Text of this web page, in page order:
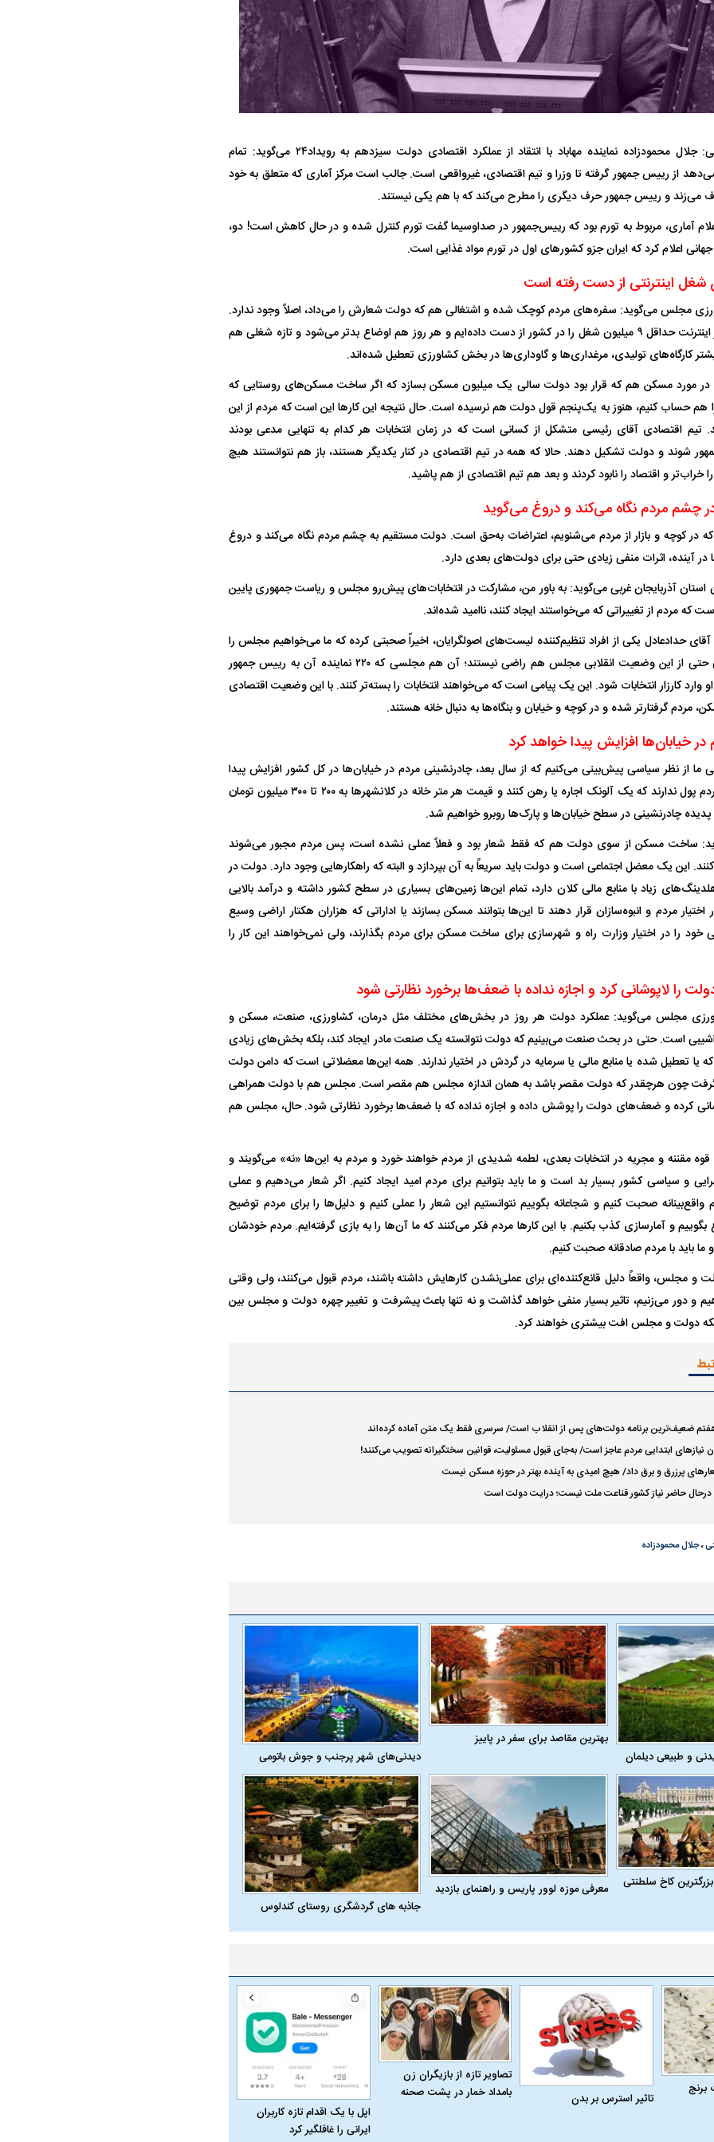
محمد آیتی: جلال محمودزاده نماینده مهاباد با انتقاد از عملکرد اقتصادی دولت سیزدهم به رویداد۲۴ می‌گوید: تمام
از رییس جمهور گرفته تا وزرا و تیم اقتصادی، غیرواقعی است. جالب است مرکز آماری که متعلق به خود
و رییس جمهور حرف دیگری را مطرح می‌کند که با هم یکی نیستند.
آماری، مربوط به تورم بود که رییس‌جمهور در صداوسیما گفت تورم کنترل شده و در حال کاهش است! دو،
اعلام کرد که ایران جزو کشور‌های اول در تورم مواد غذایی است.
مجلس می‌گوید: سفره‌های مردم کوچک شده و اشتغالی هم که دولت شعارش را می‌داد، اصلاً وجود ندارد.
حتی تا الان در بستر اینترنت حداقل ۹ میلیون شغل را در کشور از دست داده‌ایم و هر روز هم اوضاع بدتر می‌شود و تازه شغلی هم
کارگاه‌های تولیدی، مرغداری‌ها و گاوداری‌ها در بخش کشاورزی تعطیل شده‌اند.
در مورد مسکن هم که قرار بود دولت سالی یک میلیون مسکن بسازد که اگر ساخت مسکن‌های روستایی که
هم حساب کنیم، هنوز به یک‌پنجم قول دولت هم نرسیده است. حال نتیجه این کار‌ها این است که مردم از این
تیم اقتصادی آقای رئیسی متشکل از کسانی است که در زمان انتخابات هر کدام به تنهایی مدعی بودند
شوند و دولت تشکیل دهند. حالا که همه در تیم اقتصادی در کنار یکدیگر هستند، باز هم نتوانستند هیچ
خراب‌تر و اقتصاد را نابود کردند و بعد هم تیم اقتصادی از هم پاشید.
چشم مردم نگاه می‌کند و دروغ می‌گوید
در کوچه و بازار از مردم می‌شنویم، اعتراضات به‌حق است. دولت مستقیم به چشم مردم نگاه می‌کند و دروغ
آینده، اثرات منفی زیادی حتی برای دولت‌های بعدی دارد.
استان آذربایجان غربی می‌گوید: به باور من، مشارکت در انتخابات‌های پیش‌رو مجلس و ریاست جمهوری پایین
مردم از تغییراتی که می‌خواستند ایجاد کنند، ناامید شده‌اند.
حدادعادل یکی از افراد تنظیم‌کننده لیست‌های اصولگرایان، اخیراً صحبتی کرده که ما می‌خواهیم مجلس را
انقلابی‌تر کنیم. یعنی حتی از این وضعیت انقلابی مجلس هم راضی نیستند؛ آن هم مجلسی که ۲۲۰ نماینده آن به رییس جمهور
وارد کارزار انتخابات شود. این یک پیامی است که می‌خواهند انتخابات را بسته‌تر کنند. با این وضعیت اقتصادی
مردم گرفتارتر شده و در کوچه و خیابان و بنگاه‌ها به دنبال خانه هستند.
خیابان‌ها افزایش پیدا خواهد کرد
از نظر سیاسی پیش‌بینی می‌کنیم که از سال بعد، چادرنشینی مردم در خیابان‌ها در کل کشور افزایش پیدا
خواهد کرد. وقتی مردم پول ندارند که یک آلونک اجاره یا رهن کنند و قیمت هر متر خانه در کلانشهر‌ها به ۲۰۰ تا ۳۰۰ میلیون تومان
چادرنشینی در سطح خیابان‌ها و پارک‌ها روبرو خواهیم شد.
ساخت مسکن از سوی دولت هم که فقط شعار بود و فعلاً عملی نشده است، پس مردم مجبور می‌شوند
این یک معضل اجتماعی است و دولت باید سریعاً به آن بپردازد و البته که راهکار‌هایی وجود دارد. دولت در
زیاد با منابع مالی کلان دارد، تمام این‌ها زمین‌های بسیاری در سطح کشور داشته و درآمد بالایی
اختیار مردم و انبوه‌سازان قرار دهند تا این‌ها بتوانند مسکن بسازند یا اداراتی که هزاران هکتار اراضی وسیع
خود را در اختیار وزارت راه و شهرسازی برای ساخت مسکن برای مردم بگذارند، ولی نمی‌خواهند این کار را
را لاپوشانی کرد و اجازه نداده با ضعف‌ها برخورد نظارتی شود
مجلس می‌گوید: عملکرد دولت هر روز در بخش‌های مختلف مثل درمان، کشاورزی، صنعت، مسکن و
است. حتی در بحث صنعت می‌بینیم که دولت نتوانسته یک صنعت مادر ایجاد کند، بلکه بخش‌های زیادی
یا تعطیل شده یا منابع مالی یا سرمایه در گردش در اختیار ندارند. همه این‌ها معضلاتی است که دامن دولت
چون هرچقدر که دولت مقصر باشد به همان اندازه مجلس هم مقصر است. مجلس هم با دولت همراهی
کرده و ضعف‌های دولت را پوشش داده و اجازه نداده که با ضعف‌ها برخورد نظارتی شود. حال، مجلس هم
مقننه و مجریه در انتخابات بعدی، لطمه شدیدی از مردم خواهند خورد و مردم به این‌ها «نه» می‌گویند و
و سیاسی کشور بسیار بد است و ما باید بتوانیم برای مردم امید ایجاد کنیم. اگر شعار می‌دهیم و عملی
واقع‌بینانه صحبت کنیم و شجاعانه بگوییم نتوانستیم این شعار را عملی کنیم و دلیل‌ها را برای مردم توضیح
بگوییم و آمارسازی کذب بکنیم. با این کار‌ها مردم فکر می‌کنند که ما آن‌ها را به بازی گرفته‌ایم. مردم خودشان
ما باید با مردم صادقانه صحبت کنیم.
و مجلس، واقعاً دلیل قانع‌کننده‌ای برای عملی‌نشدن کارهایش داشته باشند، مردم قبول می‌کنند، ولی وقتی
و دور می‌زنیم، تاثیر بسیار منفی خواهد گذاشت و نه تنها باعث پیشرفت و تغییر چهره دولت و مجلس بین
دولت و مجلس افت بیشتری خواهند کرد.
هفتم ضعیف‌ترین برنامه دولت‌های پس از انقلاب است/ سرسری فقط یک متن آماده کرده‌اند
نیازهای ابتدایی مردم عاجز است/ به‌جای قبول مسئولیت، قوانین سختگیرانه تصویب می‌کنند!
پرزرق و برق داد/ هیچ امیدی به آینده بهتر در حوزه مسکن نیست
درحال حاضر نیاز کشور قناعت ملت نیست؛ درایت دولت است
،جلال محمودزاده
و طبیعی دیلمان
بهترین مقاصد برای سفر در پاییز
دیدنی‌های شهر پرجنب و جوش باتومی
کاخ سلطنتی
معرفی موزه لوور پاریس و راهنمای بازدید
جاذبه های گردشگری روستای کندلوس
برنج
تاثیر استرس بر بدن
تصاویر تازه از بازیگران زن
بامداد خمار در پشت صحنه
اپل با یک اقدام تازه کاربران
ایرانی را غافلگیر کرد
چیست؟
مرگبارتر پهپادهای ایرانی | پهپاد انتحاری
جدید ایران چیست؟
ناشناس که
مرگ دلخراش دختر ۱۸ ساله بر اثر برق
گرفتگی
واژگونی مرگبار سمند در اصفهان | ۴ نفر
کشته شدند
عکس| ماجرای کشف جسد ناشناس که
توسط حیوانات خورده شد
منتفی شد؛
انتخاب تیم جدید
ابهام بزرگ درباره قرارداد یاسر آسانی؛
اولین چالش حقوقی استقلال
پرسپولیس در انتظار سه خرید کلیدی
پیش از شروع لیگ
یک سلسله |
شاه در ایران
ریشه‌های عزاداری ماه محرم در فرهنگ
و تاریخ ایران
عزاداری ماه محرم در دوران قاجار چگونه
انجام می‌شد؟
حجازی درباره
ببینید| انیمیشن لگویی حمله به کویت با
جنگنده اف-۵
ببینید| نظر متفاوت سینا حجازی درباره
گوگوش خبرساز شد
علت تنگی نفس و راه های درمان آن
دلیل علاقه برخی افراد به فال و طالع‌بینی